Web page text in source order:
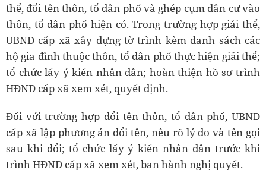
thể, đổi tên thôn, tổ dân phố và ghép cụm dân cư vào
thôn, tổ dân phố hiện có. Trong trường hợp giải thể,
UBND cấp xã xây dựng tờ trình kèm danh sách các
hộ gia đình thuộc thôn, tổ dân phố thực hiện giải thể;
tổ chức lấy ý kiến nhân dân; hoàn thiện hồ sơ trình
HĐND cấp xã xem xét, quyết định.
Đối với trường hợp đổi tên thôn, tổ dân phố, UBND
cấp xã lập phương án đổi tên, nêu rõ lý do và tên gọi
sau khi đổi; tổ chức lấy ý kiến nhân dân trước khi
trình HĐND cấp xã xem xét, ban hành nghị quyết.